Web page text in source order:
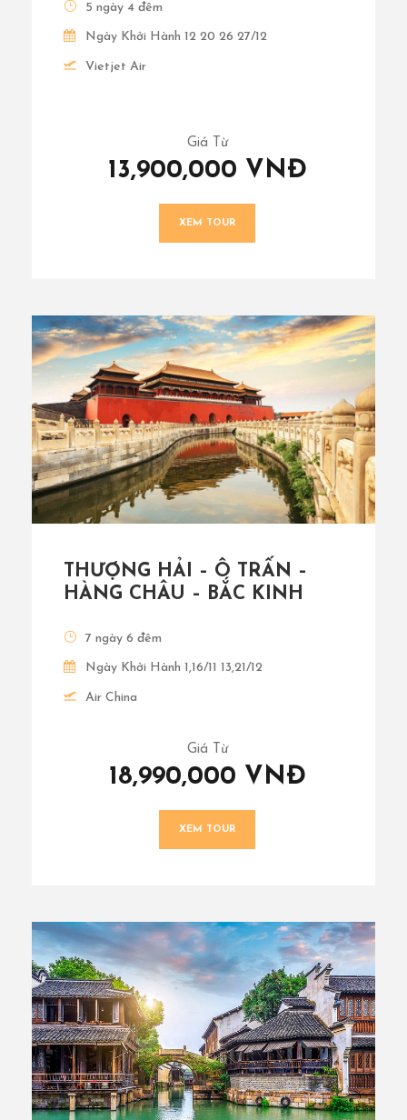
5 ngày 4 đêm
Ngày Khởi Hành 12 20 26 27/12
Vietjet Air
Giá Từ
13,900,000 VNĐ
XEM TOUR
THƯỢNG HẢI – Ô TRẤN –
HÀNG CHÂU – BẮC KINH
7 ngày 6 đêm
Ngày Khởi Hành 1,16/11 13,21/12
Air China
Giá Từ
18,990,000 VNĐ
XEM TOUR